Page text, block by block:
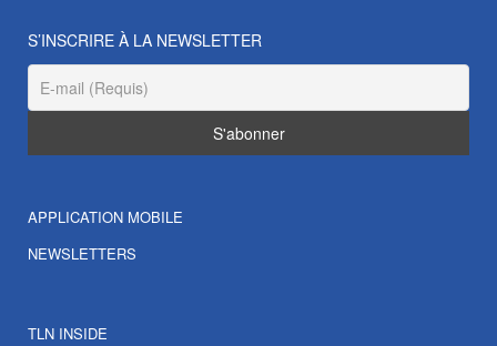
S’INSCRIRE À LA NEWSLETTER
APPLICATION MOBILE
NEWSLETTERS
TLN INSIDE